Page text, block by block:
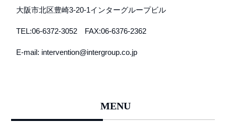
大阪市北区豊崎3-20-1インターグループビル
TEL:06-6372-3052 FAX:06-6376-2362
E-mail: intervention@intergroup.co.jp
MENU